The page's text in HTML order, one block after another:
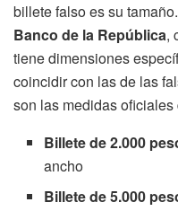
billete falso es su
Banco de la República,
tiene dimensiones
coincidir con las de las
son las medidas
Billete de 2.000
ancho
Billete de 5.000